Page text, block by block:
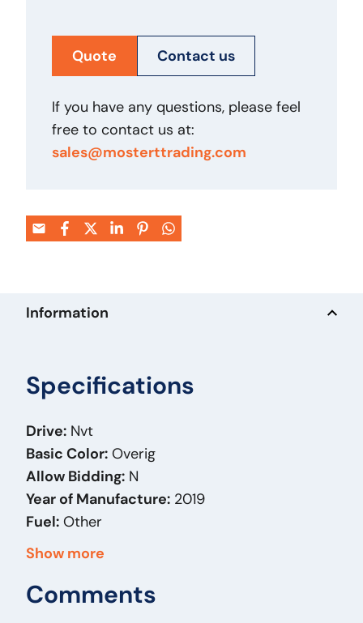
Quote Contact us
If you have any questions, please feel
free to contact us at:
sales@mosterttrading.com
Information
Specifications
Drive: Nvt
Basic Color: Overig
Allow Bidding: N
Year of Manufacture: 2019
Fuel: Other
Bodywork:
Height:62
Show more
Comments